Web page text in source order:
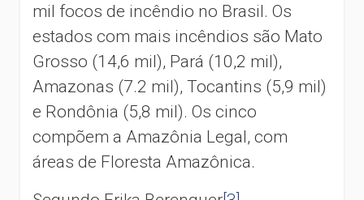
mil focos de incêndio no Brasil. Os
estados com mais incêndios são Mato
Grosso (14,6 mil), Pará (10,2 mil),
Amazonas (7.2 mil), Tocantins (5,9 mil)
e Rondônia (5,8 mil). Os cinco
compõem a Amazônia Legal, com
áreas de Floresta Amazônica.